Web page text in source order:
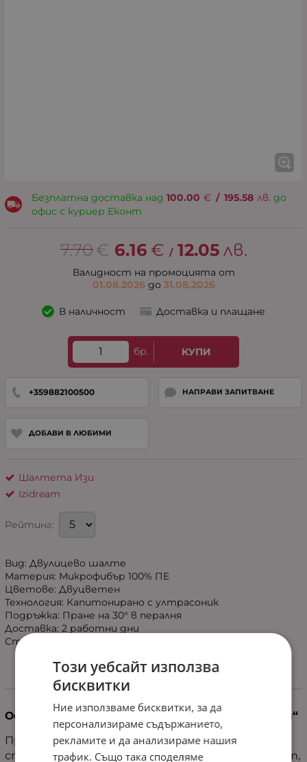
Безплатна доставка над 100.00 € / 195.58 лв. до
офис с куриер Еконт
7.70€ 6.16 € / 12.05 лв.
Валидност на промоцията от
01.08.2026 до 31.08.2026
В наличност Доставка и плащане
бр. КУПИ
+359882100500 НАПРАВИ ЗАПИТВАНЕ
ДОБАВИ В ЛЮБИМИ
Шалтета Изи
Izidream
Рейтинг:
Вид: Двулицево шалте
Материя: Микрофибър 100% ПЕ
Цветове: Двуцветен
Технология: Капитонирано с ултрасоник
Подръжка: Пране на 30° в пералня
Доставка: 2 работни дни
Страна на произход: България
Информация
Освежете дома си с двулицевото шалте „Изи“
Преобразете интериора си с шалте „Изи“ -
стилно и практично решение, което внася уют,
Този уебсайт използва
бисквитки
Ние използваме бисквитки, за да
персонализираме съдържанието,
рекламите и да анализираме нашия
трафик. Също така споделяме